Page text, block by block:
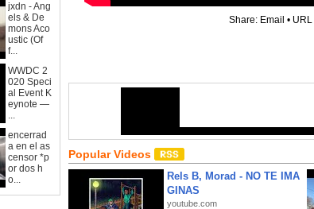
jxdn - Ang
els & De
mons Aco
ustic (Of
f...
WWDC 2
020 Speci
al Event K
eynote —
...
encerrad
a en el as
censor *p
or dos h
o...
Share: Email • URL
Popular Videos
Rels B, Morad - NO TE IMA
GINAS
youtube.com